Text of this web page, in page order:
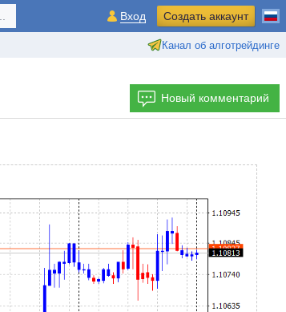
Канал об алготрейдинге
Вход Создать аккаунт
Новый комментарий